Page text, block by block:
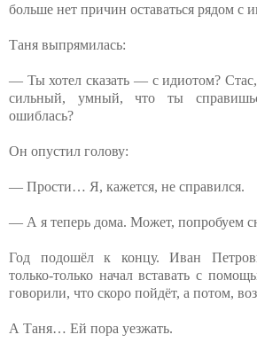
больше нет причин оставаться рядом с
Таня выпрямилась:
— Ты хотел сказать — с идиотом? Стас,
сильный, умный, что ты
ошиблась?
Он опустил голову:
— Прости… Я, кажется, не справился.
— А я теперь дома. Может, попробуем
Год подошёл к концу. Иван
только-только начал вставать с
говорили, что скоро пойдёт, а потом,
А Таня… Ей пора уезжать.